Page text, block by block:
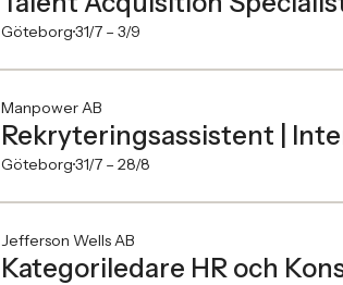
Göteborg31/7 – 3/9
Manpower AB
Rekryteringsassistent |
Göteborg31/7 – 28/8
Jefferson Wells AB
Kategoriledare HR och